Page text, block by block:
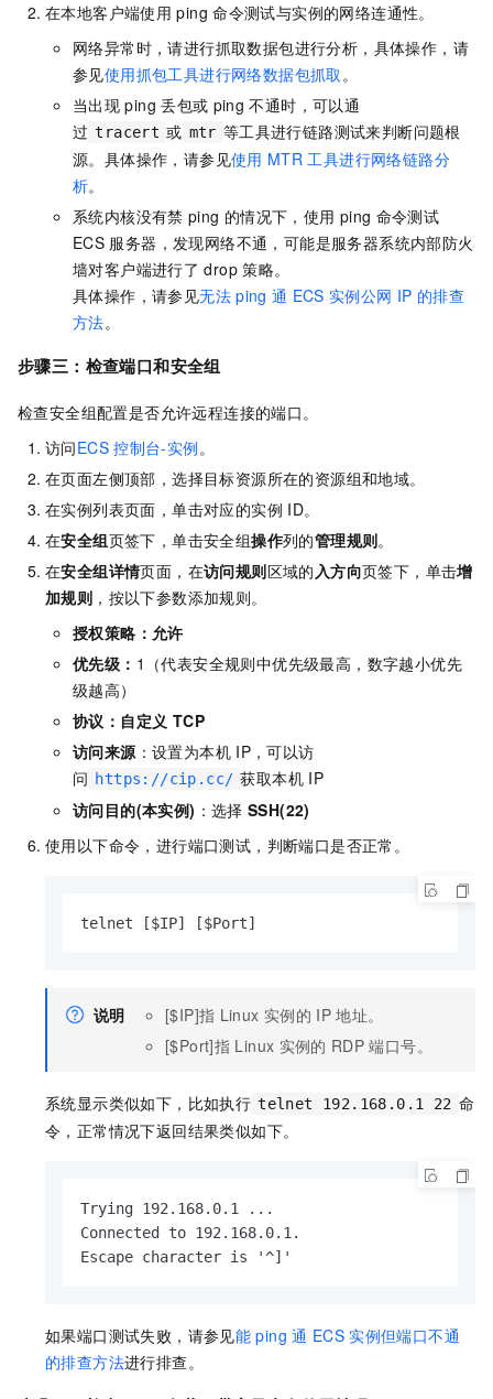
在本地客户端使用 ping 命令测试与实例的网络连通性。
网络异常时，请进行抓取数据包进行分析，具体操作，请
参见使用抓包工具进行网络数据包抓取 。
当出现 ping 丢包或 ping 不通时，可以通
过 tracert 或 mtr 等工具进行链路测试来判断问题根
源。具体操作，请参见使用 MTR 工具进行网络链路分
析。
系统内核没有禁 ping 的情况下，使用 ping 命令测试
ECS 服务器，发现网络不通，可能是服务器系统内部防火
墙对客户端进行了 drop 策略。
具体操作，请参见无法 ping 通 ECS 实例公网 IP 的排查
方法。
步骤三：检查端口和安全组
检查安全组配置是否允许远程连接的端口。
访问ECS 控制台-实例。
在页面左侧顶部，选择目标资源所在的资源组和地域。
在实例列表页面，单击对应的实例 ID。
在安全组页签下，单击安全组操作列的管理规则。
在安全组详情页面，在访问规则区域的入方向页签下，单击增
加规则 ，按以下参数添加规则。
授权策略 ： 允许
优先级 ： 1（代表安全规则中优先级最高，数字越小优先
级越高）
协议 ： 自定义 TCP
访问来源：设置为本机 IP，可以访
问 https://cip.cc/ 获取本机 IP
访问目的(本实例) ：选择 SSH(22)
使用以下命令，进行端口测试，判断端口是否正常。
telnet [$IP] [$Port]
说明 [$IP]指 Linux 实例的 IP 地址。
[$Port]指 Linux 实例的 RDP 端口号。
系统显示类似如下，比如执行 telnet 192.168.0.1 22 命
令，正常情况下返回结果类似如下。
Trying 192.168.0.1 ...
Connected to 192.168.0.1.
Escape character is '^]'
如果端口测试失败，请参见能 ping 通 ECS 实例但端口不通
的排查方法进行排查。